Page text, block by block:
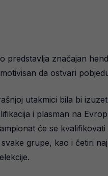
predstavlja značajan
da ostvari
utakmici bila bi
i plasman na
će se kvalifikovati
grupe, kao i četiri